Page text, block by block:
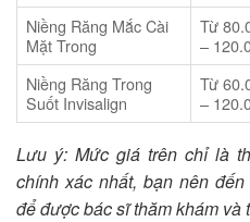
Niềng Răng Mắc Cài
Mặt Trong
Từ
–
Niềng Răng Trong
Suốt Invisalign
Từ
–
Lưu ý: Mức giá trên chỉ là
chính xác nhất, bạn nên
để được bác sĩ thăm khám và